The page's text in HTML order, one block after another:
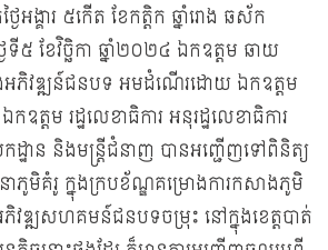
ៃអង្គារ ៥កើត ខែកត្ដិក ឆ្នាំរោង ឆស័ក
៥ ខែវិច្ឆិកា ឆ្នាំ២០២៤ ឯកឧត្ដម ឆាយ
ងអភិវឌ្ឍន៍ជនបទ អមដំណើរដោយ ឯកឧត្ដម
កឧត្ដម រដ្ឋលេខាធិការ អនុរដ្ឋលេខាធិការ
ដ្ឋាន និងមន្ដ្រីជំនាញ បានអញ្ជើញទៅពិនិត្យ
ាភូមិគំរូ ក្នុងក្របខ័ណ្ឌគម្រោងការកសាងភូមិ
ភិវឌ្ឍសហគមន៍ជនបទចម្រុះ នៅក្នុងខេត្តបាត់